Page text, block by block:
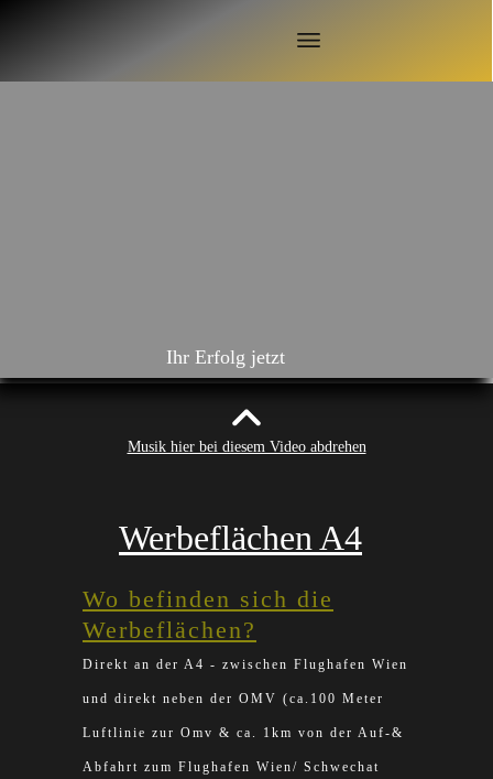
Ihr Erfolg jetzt
Musik hier bei diesem Video abdrehen
Werbeflächen A4
Wo befinden sich die
Werbeflächen?
Direkt an der A4 - zwischen Flughafen Wien
und direkt neben der OMV (ca.100 Meter
Luftlinie zur Omv & ca. 1km von der Auf-&
Abfahrt zum Flughafen Wien/ Schwechat